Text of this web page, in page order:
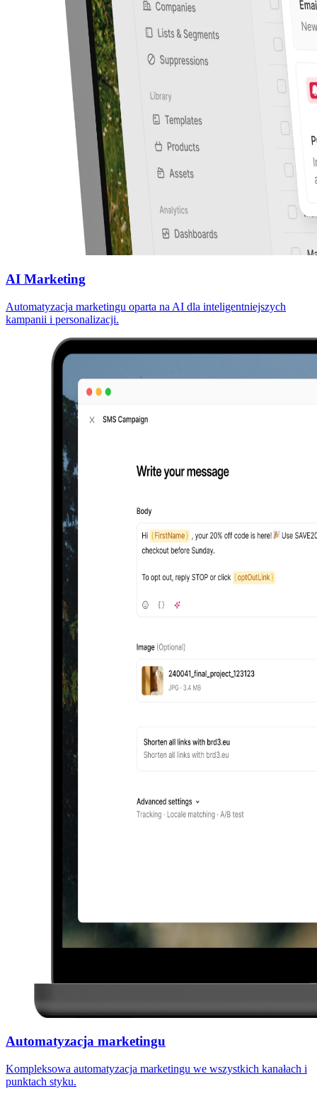
AI Marketing
Automatyzacja marketingu oparta na AI dla inteligentniejszych
kampanii i personalizacji.
Automatyzacja marketingu
Kompleksowa automatyzacja marketingu we wszystkich kanałach i
punktach styku.